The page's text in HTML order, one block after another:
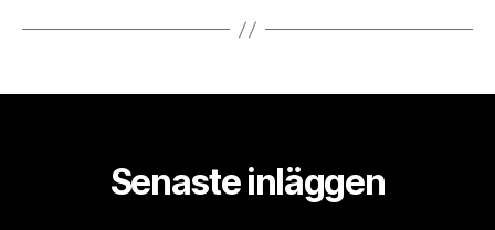
Senaste inläggen